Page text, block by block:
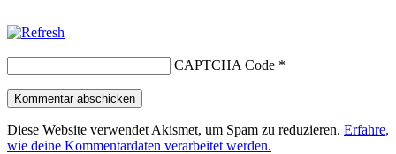
CAPTCHA Code *
Diese Website verwendet Akismet, um Spam zu reduzieren. Erfahre,
wie deine Kommentardaten verarbeitet werden.